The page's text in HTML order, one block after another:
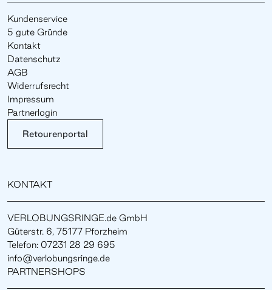
Kundenservice
5 gute Gründe
Kontakt
Datenschutz
AGB
Widerrufsrecht
Impressum
Partnerlogin
Retourenportal
KONTAKT
VERLOBUNGSRINGE.de GmbH
Güterstr. 6, 75177 Pforzheim
Telefon: 07231 28 29 695
info@verlobungsringe.de
PARTNERSHOPS